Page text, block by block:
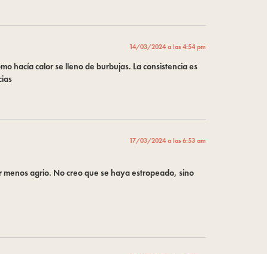
14/03/2024 a las 4:54 pm
hacía calor se lleno de burbujas. La consistencia es
17/03/2024 a las 6:53 am
agrio. No creo que se haya estropeado, sino